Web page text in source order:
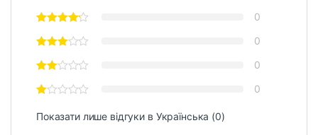
0
0
0
0
Показати лише відгуки в Українська (0)